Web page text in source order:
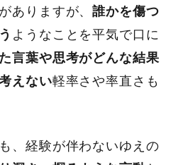
がありますが、誰かを傷つ
ようなことを平気で口に
言葉や思考がどんな結果
えない軽率さや率直さも
、経験が伴わないゆえの